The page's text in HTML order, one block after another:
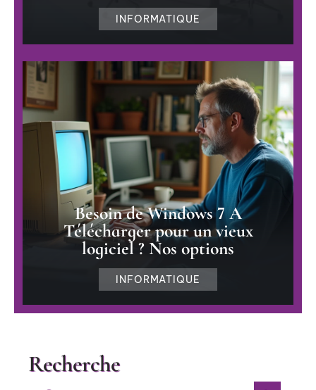
INFORMATIQUE
Besoin de Windows 7 A
Télécharger pour un vieux
logiciel ? Nos options
INFORMATIQUE
Recherche